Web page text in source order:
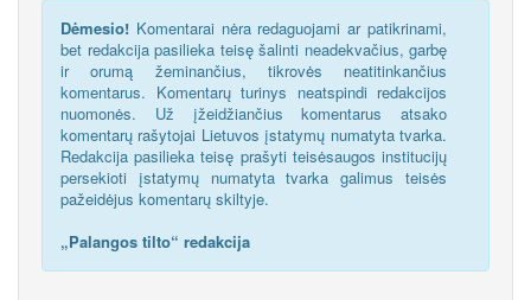
Dėmesio! Komentarai nėra redaguojami ar patikrinami,
bet redakcija pasilieka teisę šalinti neadekvačius, garbę
ir orumą žeminančius, tikrovės neatitinkančius
komentarus. Komentarų turinys neatspindi redakcijos
nuomonės. Už įžeidžiančius komentarus atsako
komentarų rašytojai Lietuvos įstatymų numatyta tvarka.
Redakcija pasilieka teisę prašyti teisėsaugos institucijų
persekioti įstatymų numatyta tvarka galimus teisės
pažeidėjus komentarų skiltyje.
„Palangos tilto“ redakcija